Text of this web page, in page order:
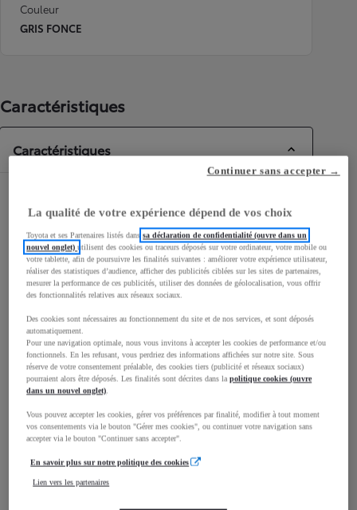
Couleur
GRIS FONCE
Caractéristiques
Caractéristiques
Portes
5
Places
5
4 390 mm
Hauteur
1 555
mm
La qualité de votre expérience dépend de vos choix
Toyota et ses Partenaires listés danssa déclaration de confidentialité (ouvre dans un
nouvel onglet)utilisent des cookies ou traceurs déposés sur votre ordinateur, votre mobile ou
votre tablette, afin de poursuivre les finalités suivantes : améliorer votre expérience utilisateur,
réaliser des statistiques d’audience, afficher des publicités ciblées sur les sites de partenaires,
mesurer la performance de ces publicités, utiliser des données de géolocalisation, vous offrir
des fonctionnalités relatives aux réseaux sociaux.
Des cookies sont nécessaires au fonctionnement du site et de nos services, et sont déposés
automatiquement.
Pour une navigation optimale, nous vous invitons à accepter les cookies de performance et/ou
fonctionnels. En les refusant, vous perdriez des informations affichées sur notre site. Sous
réserve de votre consentement préalable, des cookies tiers (publicité et réseaux sociaux)
pourraient alors être déposés. Les finalités sont décrites dans lapolitique cookies (ouvre
dans un nouvel onglet).
Vous pouvez accepter les cookies, gérer vos préférences par finalité, modifier à tout moment
vos consentements via le bouton "Gérer mes cookies", ou continuer votre navigation sans
accepter via le bouton "Continuer sans accepter".
En savoir plus sur notre politique des cookies
Lien vers les partenaires
Continuer sans accepter →